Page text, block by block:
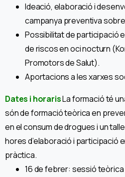
Ideació, elaboració i
campanya preventiva
Possibilitat de participació
de riscos en oci nocturn
Promotors de Salut).
Aportacions a les xarxes
Dates i horarisLa formació té
són de formació teòrica en
en el consum de drogues i un
hores d’elaboració i participació
pràctica.
16 de febrer: sessió teòrica